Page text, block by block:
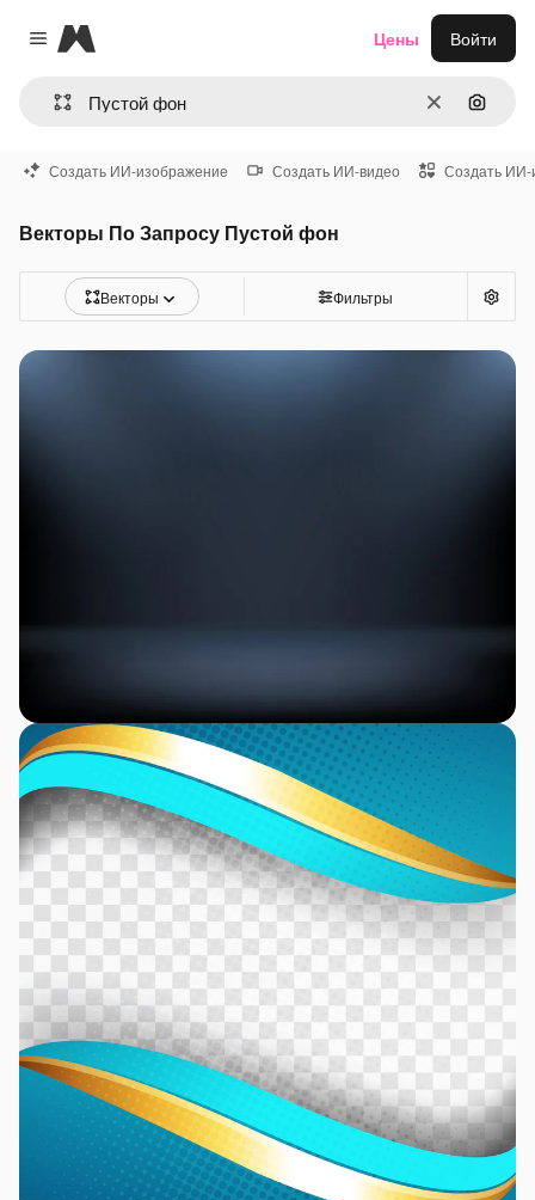
Close menu
Magnific
ОчиститьПоиск
Цены Войти
Создать ИИ-изображение Создать ИИ-видео Создать ИИ-
Векторы По Запросу Пустой фон
Векторы Фильтры